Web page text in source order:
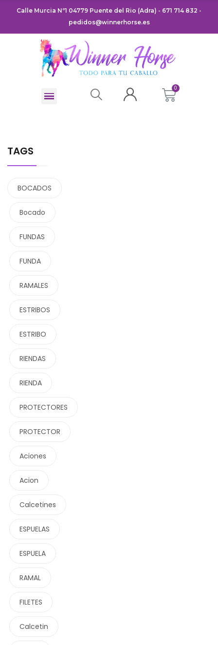
Calle Murcia Nº1 04779 Puente del Rio (Adra) - 671 714 832 -
pedidos@winnerhorse.es
TAGS
BOCADOS
Bocado
FUNDAS
FUNDA
RAMALES
ESTRIBOS
ESTRIBO
RIENDAS
RIENDA
PROTECTORES
PROTECTOR
Aciones
Acion
Calcetines
ESPUELAS
ESPUELA
RAMAL
FILETES
Calcetin